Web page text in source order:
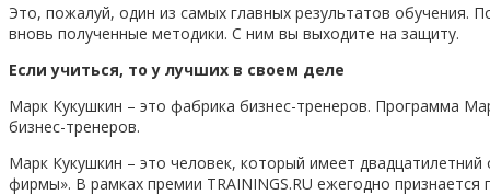
Это, пожалуй, один из самых главных результатов обучения.
вновь полученные методики. С ним вы выходите на защиту.
Если учиться, то у лучших в своем деле
Марк Кукушкин – это фабрика бизнес-тренеров. Программа
бизнес-тренеров.
Марк Кукушкин – это человек, который имеет
фирмы». В рамках премии TRAININGS.RU ежегодно